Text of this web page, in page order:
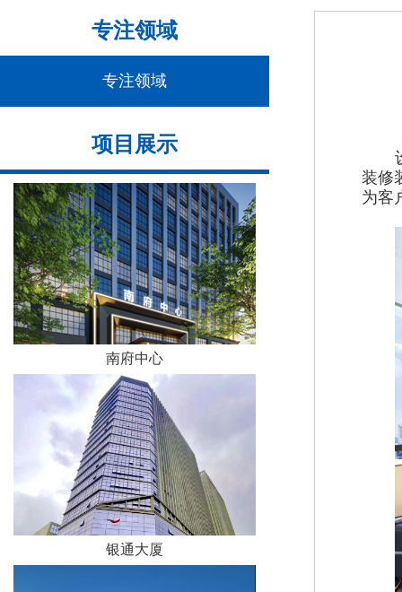
专注领域
专注领域
项目展示
南府中心
银通大厦
装修
为客